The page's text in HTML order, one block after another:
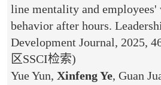
line mentality and
behavior after hours.
Development Journal, 2025,
区SSCI检索)
Yue Yun, Xinfeng Ye, Guan